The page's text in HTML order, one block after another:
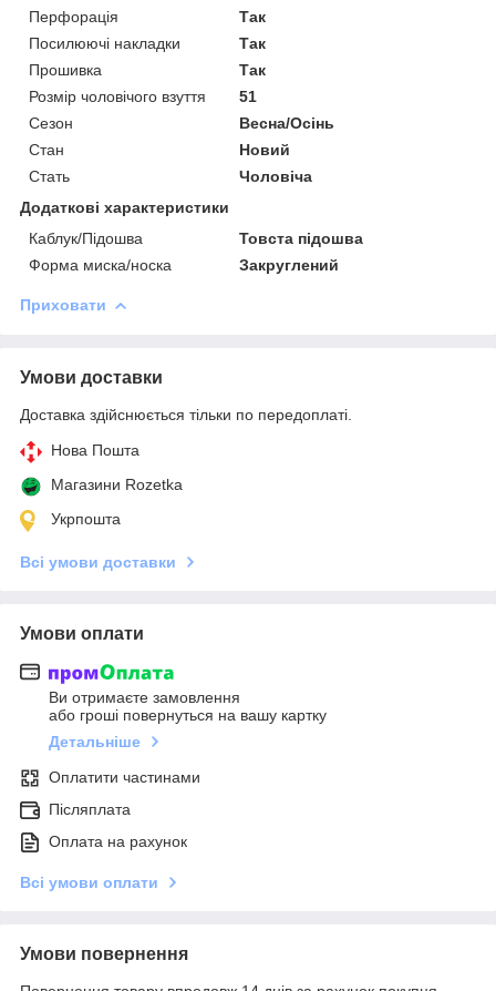
Перфорація
Так
Посилюючі накладки
Так
Прошивка
Так
Розмір чоловічого взуття
51
Сезон
Весна/Осінь
Стан
Новий
Стать
Чоловіча
Додаткові характеристики
Каблук/Підошва
Товста підошва
Форма миска/носка
Закруглений
Приховати
Умови доставки
Доставка здійснюється тільки по передоплаті.
Нова Пошта
Магазини Rozetka
Укрпошта
Всі умови доставки
Умови оплати
Ви отримаєте замовлення
або гроші повернуться на вашу картку
Детальніше
Оплатити частинами
Післяплата
Оплата на рахунок
Всі умови оплати
Умови повернення